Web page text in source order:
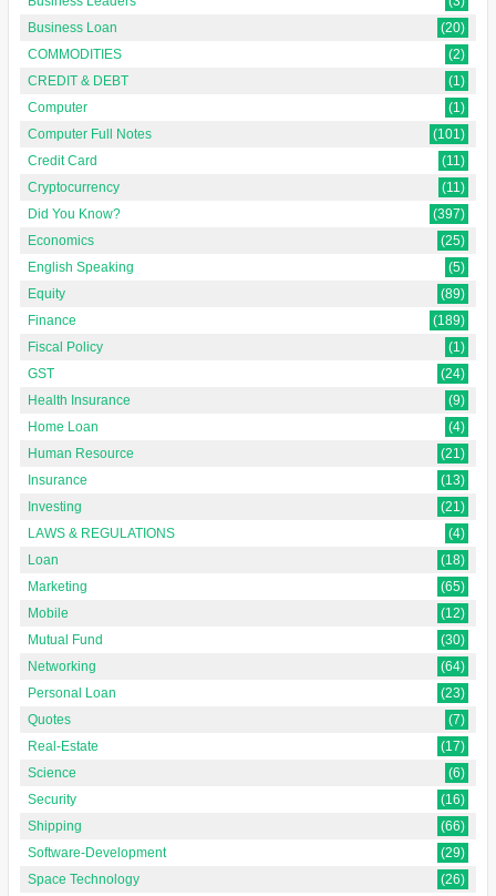
Business Loan
(20)
COMMODITIES
(2)
CREDIT & DEBT
(1)
Computer
(1)
Computer Full Notes
(101)
Credit Card
(11)
Cryptocurrency
(11)
Did You Know?
(397)
Economics
(25)
English Speaking
(5)
Equity
(89)
Finance
(189)
Fiscal Policy
(1)
GST
(24)
Health Insurance
(9)
Home Loan
(4)
Human Resource
(21)
Insurance
(13)
Investing
(21)
LAWS & REGULATIONS
(4)
Loan
(18)
Marketing
(65)
Mobile
(12)
Mutual Fund
(30)
Networking
(64)
Personal Loan
(23)
Quotes
(7)
Real-Estate
(17)
Science
(6)
Security
(16)
Shipping
(66)
Software-Development
(29)
Space Technology
(26)